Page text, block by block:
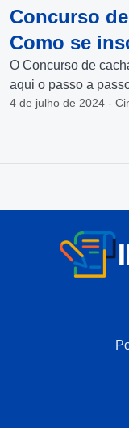
Concurso
Como se
O Concurso de
aqui o passo a
4 de julho de 2024 -